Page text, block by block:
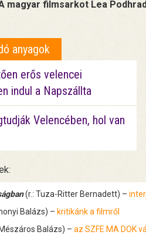
magyar filmsarkot Lea
anyagok
erős velencei
indul a Napszállta
Velencében, hol van
(r.: Tuza-Ritter Bernadett) –
Balázs) – kritikánk a filmről
Balázs) – az SZFE MA DOK